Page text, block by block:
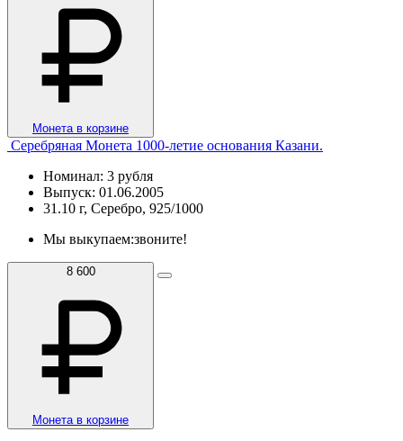
Монета в корзине
Серебряная Монета 1000-летие основания Казани.
Номинал: 3 рубля
Выпуск: 01.06.2005
31.10 г, Серебро, 925/1000
Мы выкупаем:звоните!
8 600
Монета в корзине